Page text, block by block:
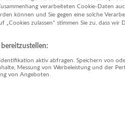
| IT-Dienstleistungen |
verarbeiteten Cookie-Daten
können und Sie gegen eine solche
zulassen“ stimmen Sie zu, dass wir
aktiv abfragen. Speichern von
Messung von Werbeleistung und der
von Angeboten.